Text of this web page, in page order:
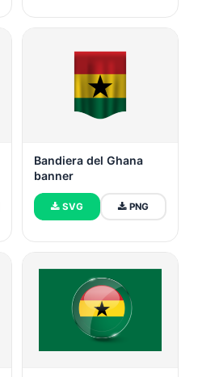
Bandiera del Ghana
banner
SVG PNG